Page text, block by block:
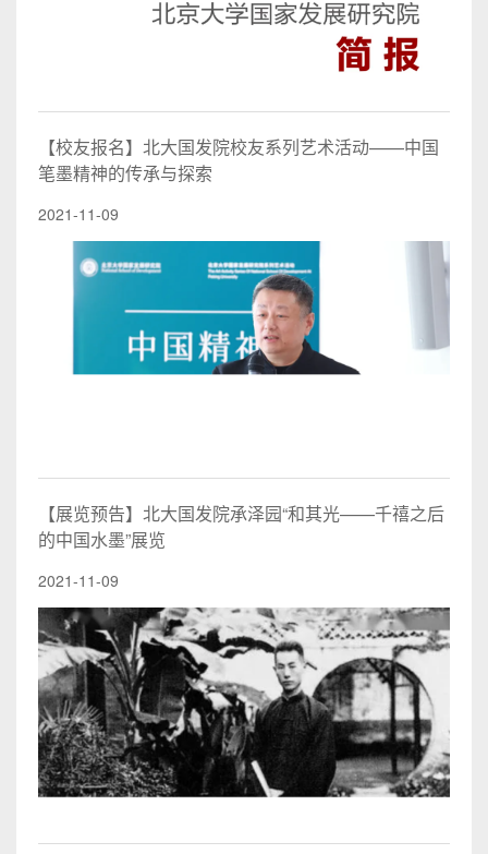
【校友报名】北大国发院校友系列艺术活动——中国
笔墨精神的传承与探索
2021-11-09
【展览预告】北大国发院承泽园“和其光——千禧之后
的中国水墨”展览
2021-11-09